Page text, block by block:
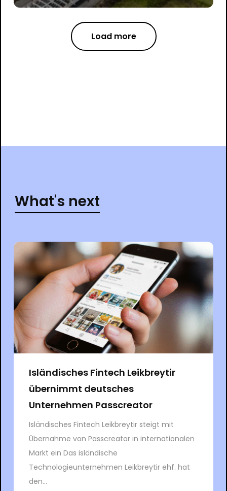
Load more
What's next
Isländisches Fintech Leikbreytir
übernimmt deutsches
Unternehmen Passcreator
Isländisches Fintech Leikbreytir steigt mit
Übernahme von Passcreator in internationalen
Markt ein Das isländische
Technologieunternehmen Leikbreytir ehf. hat
den...